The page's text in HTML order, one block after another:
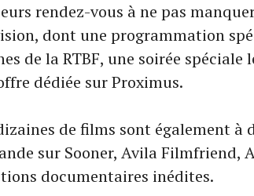
rendez-vous à ne pas
dont une programmation
de la RTBF, une soirée
dédiée sur Proximus.
de films sont également à
sur Sooner, Avila Filmfriend,
documentaires inédites.